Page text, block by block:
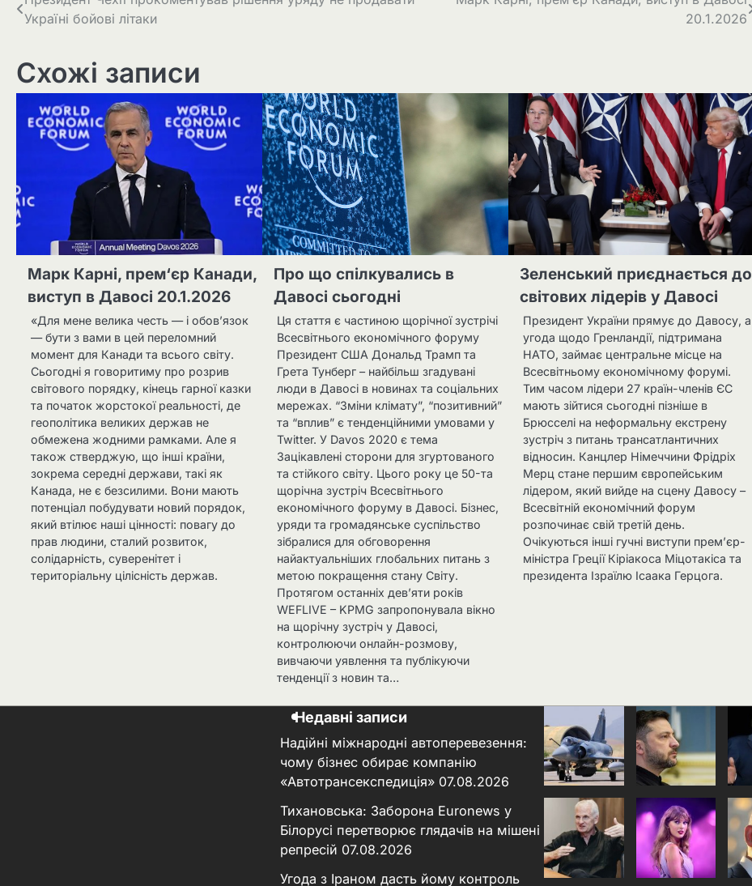
записів
Україні бойові літаки
20.1.2026
Схожі записи
Марк Карні, прем‘єр Канади,
виступ в Давосі 20.1.2026
«Для мене велика честь — і обов’язок
— бути з вами в цей переломний
момент для Канади та всього світу.
Сьогодні я говоритиму про розрив
світового порядку, кінець гарної казки
та початок жорстокої реальності, де
геополітика великих держав не
обмежена жодними рамками. Але я
також стверджую, що інші країни,
зокрема середні держави, такі як
Канада, не є безсилими. Вони мають
потенціал побудувати новий порядок,
який втілює наші цінності: повагу до
прав людини, сталий розвиток,
солідарність, суверенітет і
територіальну цілісність держав.
Про що спілкувались в
Давосі сьогодні
Ця стаття є частиною щорічної зустрічі
Всесвітнього економічного форуму
Президент США Дональд Трамп та
Грета Тунберг – найбільш згадувані
люди в Давосі в новинах та соціальних
мережах. “Зміни клімату”, “позитивний”
та “вплив” є тенденційними умовами у
Twitter. У Davos 2020 є тема
Зацікавлені сторони для згуртованого
та стійкого світу. Цього року це 50-та
щорічна зустріч Всесвітнього
економічного форуму в Давосі. Бізнес,
уряди та громадянське суспільство
зібралися для обговорення
найактуальніших глобальних питань з
метою покращення стану Світу.
Протягом останніх дев’яти років
WEFLIVE – KPMG запропонувала вікно
на щорічну зустріч у Давосі,
контролюючи онлайн-розмову,
вивчаючи уявлення та публікуючи
тенденції з новин та…
Зеленський приєднається до
світових лідерів у Давосі
Президент України прямує до Давосу, а
угода щодо Гренландії, підтримана
НАТО, займає центральне місце на
Всесвітньому економічному форумі.
Тим часом лідери 27 країн-членів ЄС
мають зійтися сьогодні пізніше в
Брюсселі на неформальну екстрену
зустріч з питань трансатлантичних
відносин. Канцлер Німеччини Фрідріх
Мерц стане першим європейським
лідером, який вийде на сцену Давосу –
Всесвітній економічний форум
розпочинає свій третій день.
Очікуються інші гучні виступи прем’єр-
міністра Греції Кіріакоса Міцотакіса та
президента Ізраїлю Ісаака Герцога.
Недавні записи
Надійні міжнародні автоперевезення:
чому бізнес обирає компанію
«Автотрансекспедиція» 07.08.2026
Тихановська: Заборона Euronews у
Білорусі перетворює глядачів на мішені
репресій 07.08.2026
Угода з Іраном дасть йому контроль